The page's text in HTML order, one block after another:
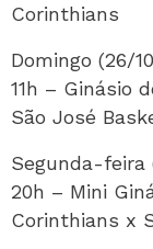
Corinthians
Domingo (26/
11h – Ginásio
São José
Segunda-feira
20h – Mini
Corinthians x